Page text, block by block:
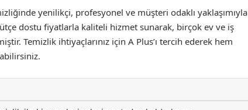
yenilikçi, profesyonel ve müşteri odaklı yaklaşımıyla
dostu fiyatlarla kaliteli hizmet sunarak, birçok ev ve iş
Temizlik ihtiyaçlarınız için A Plus’ı tercih ederek hem